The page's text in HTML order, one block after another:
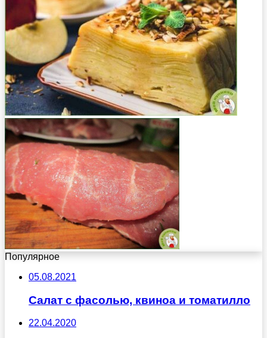
Популярное
05.08.2021
Салат с фасолью, квиноа и томатилло
22.04.2020